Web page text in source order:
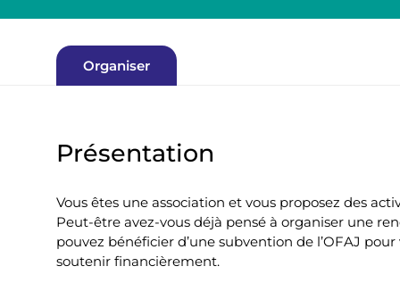
Organiser
Présentation
Vous êtes une association et vous proposez des
Peut-être avez-vous déjà pensé à organiser une
pouvez bénéficier d’une subvention de l’OFAJ
soutenir financièrement.